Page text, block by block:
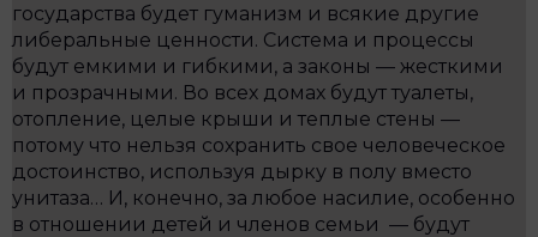
государства будет гуманизм и всякие другие
либеральные ценности. Система и процессы
будут емкими и гибкими, а законы — жесткими
и прозрачными. Во всех домах будут туалеты,
отопление, целые крыши и теплые стены —
потому что нельзя сохранить свое человеческое
достоинство, используя дырку в полу вместо
унитаза… И, конечно, за любое насилие, особенно
в отношении детей и членов семьи — будут